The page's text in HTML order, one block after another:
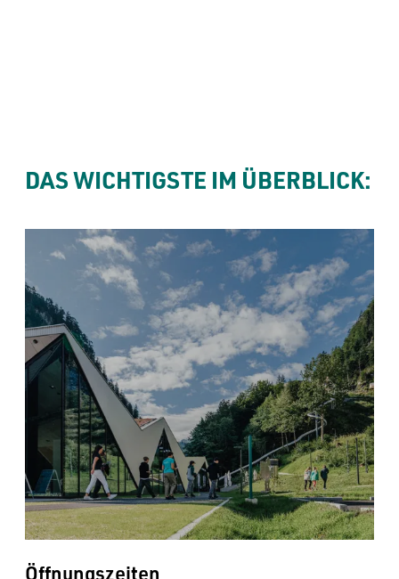
----
----
DAS WICHTIGSTE IM ÜBERBLICK:
Öffnungszeiten